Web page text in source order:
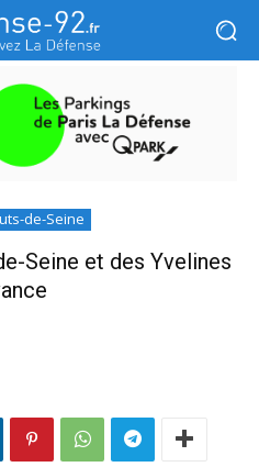
de-Seine
Seine et des Yvelines